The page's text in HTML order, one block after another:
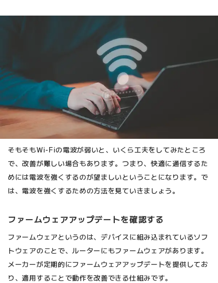
そもそもWi-Fiの電波が弱いと、いくら工夫をしてみたところ
で、改善が難しい場合もあります。つまり、快適に通信するた
めには電波を強くするのが望ましいということになります。で
は、電波を強くするための方法を見ていきましょう。
ファームウェアアップデートを確認する
ファームウェアというのは、デバイスに組み込まれているソフ
トウェアのことで、ルーターにもファームウェアがあります。
メーカーが定期的にファームウェアアップデートを提供してお
り、適用することで動作を改善できる仕組みです。